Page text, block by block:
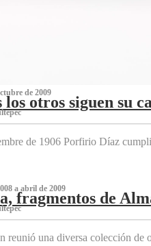
de 2009
otros siguen su
de 1906 Porfirio Díaz
a abril de 2009
fragmentos de
reunió una diversa colección